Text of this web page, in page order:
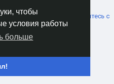
чтобы
условия работы
больше
сеть!
Свяжитесь с